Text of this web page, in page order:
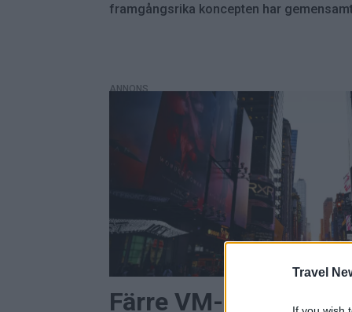
Travel
framgångsrika koncepten har
ANNONS
Färre VM-resenärer